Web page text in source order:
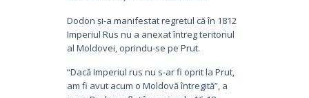
Dodon și-a manifestat regretul că în 1812
Imperiul Rus nu a anexat întreg teritoriul
al Moldovei, oprindu-se pe Prut.
“Dacă Imperiul rus nu s-ar fi oprit la Prut,
am fi avut acum o Moldovă întregită”, a